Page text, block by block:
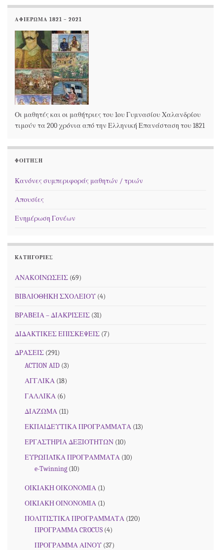
ΑΦΙΕΡΩΜΑ 1821 – 2021
Οι μαθητές και οι μαθήτριες του 1ου Γυμνασίου Χαλανδρίου
τιμούν τα 200 χρόνια από την Ελληνική Επανάσταση του 1821
ΦΟΊΤΗΣΗ
Κανόνες συμπεριφοράς μαθητών / τριών
Απουσίες
Ενημέρωση Γονέων
KΑΤΗΓΟΡΊΕΣ
ΑΝΑΚΟΙΝΩΣΕΙΣ (69)
ΒΙΒΛΙΟΘΗΚΗ ΣΧΟΛΕΙΟΥ (4)
ΒΡΑΒΕΙΑ – ΔΙΑΚΡΙΣΕΙΣ (31)
ΔΙΔΑΚΤΙΚΕΣ ΕΠΙΣΚΕΨΕΙΣ (7)
ΔΡΑΣΕΙΣ (291)
ACTION AID (3)
ΑΓΓΛΙΚΑ (18)
ΓΑΛΛΙΚΑ (6)
ΔΙΑΖΩΜΑ (11)
ΕΚΠΑΙΔΕΥΤΙΚΑ ΠΡΟΓΡΑΜΜΑΤΑ (13)
ΕΡΓΑΣΤΗΡΙΑ ΔΕΞΙΟΤΗΤΩΝ (10)
ΕΥΡΩΠΑΪΚΑ ΠΡΟΓΡΑΜΜΑΤΑ (10)
e-Twinning (10)
ΟΙΚΙΑΚΗ ΟΙΚΟΝΟΜΙΑ (1)
ΟΙΚΙΑΚΗ ΟΙΝΟΝΟΜΙΑ (1)
ΠΟΛΙΤΙΣΤΙΚΑ ΠΡΟΓΡΑΜΜΑΤΑ (120)
ΠΡΟΓΡΑΜΜΑ CROCUS (4)
ΠΡΟΓΡΑΜΜΑ ΑΙΝΟΥ (37)